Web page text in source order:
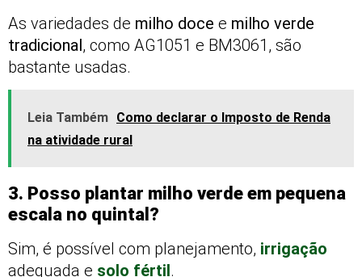
As variedades de milho doce e milho verde
tradicional, como AG1051 e BM3061, são
bastante usadas.
Leia Também Como declarar o Imposto de Renda
na atividade rural
3. Posso plantar milho verde em pequena
escala no quintal?
Sim, é possível com planejamento, irrigação
adequada e solo fértil.